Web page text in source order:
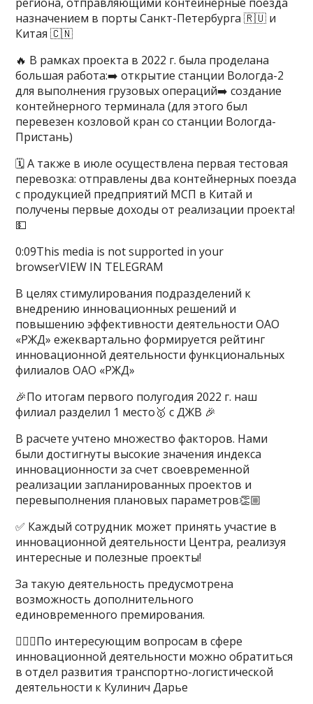
назначением в порты Санкт-Петербурга 🇷🇺 и
Китая 🇨🇳
🔥 В рамках проекта в 2022 г. была проделана
большая работа:➡️ открытие станции Вологда-2
для выполнения грузовых операций➡️ создание
контейнерного терминала (для этого был
перевезен козловой кран со станции Вологда-
Пристань)
🗓 А также в июле осуществлена первая тестовая
перевозка: отправлены два контейнерных поезда
с продукцией предприятий МСП в Китай и
получены первые доходы от реализации проекта!
💵
0:09This media is not supported in your
browserVIEW IN TELEGRAM
В целях стимулирования подразделений к
внедрению инновационных решений и
повышению эффективности деятельности ОАО
«РЖД» ежеквартально формируется рейтинг
инновационной деятельности функциональных
филиалов ОАО «РЖД»
🎉По итогам первого полугодия 2022 г. наш
филиал разделил 1 место🥇 с ДЖВ 🎉
В расчете учтено множество факторов. Нами
были достигнуты высокие значения индекса
инновационности за счет своевременной
реализации запланированных проектов и
перевыполнения плановых параметров👏🏼
✅ Каждый сотрудник может принять участие в
инновационной деятельности Центра, реализуя
интересные и полезные проекты!
За такую деятельность предусмотрена
возможность дополнительного
единовременного премирования.
🙋🏻‍♂️По интересующим вопросам в сфере
инновационной деятельности можно обратиться
в отдел развития транспортно-логистической
деятельности к Кулинич Дарье